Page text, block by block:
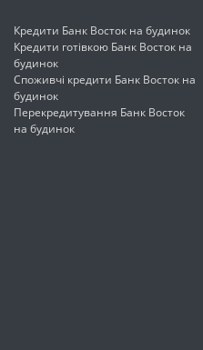
Кредити Банк Восток на будинок
Кредити готівкою Банк Восток на
будинок
Споживчі кредити Банк Восток на
будинок
Перекредитування Банк Восток
на будинок